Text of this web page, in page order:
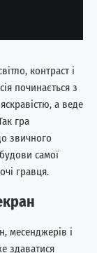
контраст і
починається з
а веде
гра
звичного
самої
гравця.
месенджерів і
здаватися